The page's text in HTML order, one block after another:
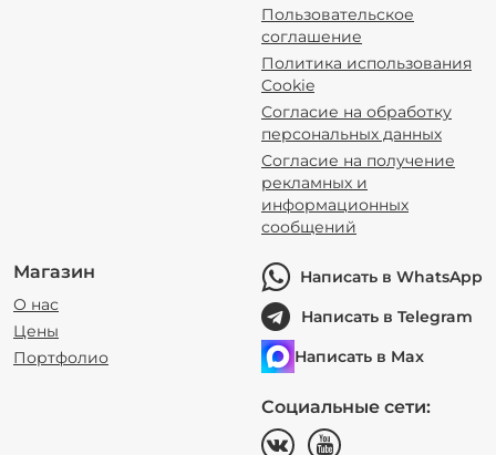
Пользовательское
соглашение
Политика использования
Cookie
Согласие на обработку
персональных данных
Согласие на получение
рекламных и
информационных
сообщений
Магазин
О нас
Цены
Портфолио
Написать в WhatsApp
Написать в Telegram
Написать в Max
Социальные сети: